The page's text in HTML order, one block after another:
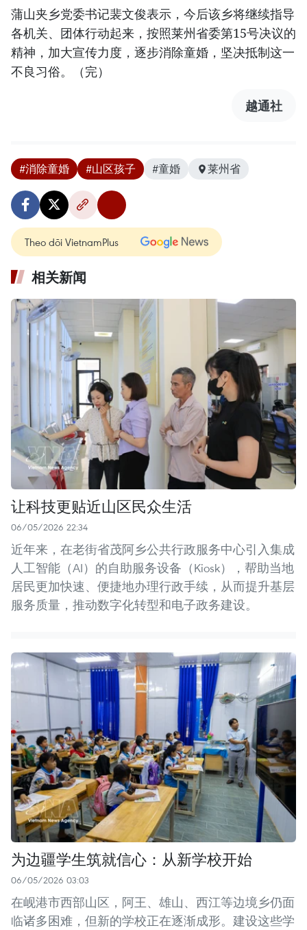
蒲山夹乡党委书记裴文俊表示，今后该乡将继续指导
各机关、团体行动起来，按照莱州省委第15号决议的
精神，加大宣传力度，逐步消除童婚，坚决抵制这一
不良习俗。（完）
越通社
#消除童婚 #山区孩子 #童婚 莱州省
Theo dõi VietnamPlus
相关新闻
让科技更贴近山区民众生活
06/05/2026 22:34
近年来，在老街省茂阿乡公共行政服务中心引入集成
人工智能（AI）的自助服务设备（Kiosk），帮助当地
居民更加快速、便捷地办理行政手续，从而提升基层
服务质量，推动数字化转型和电子政务建设。
为边疆学生筑就信心：从新学校开始
06/05/2026 03:03
在岘港市西部山区，阿王、雄山、西江等边境乡仍面
临诸多困难，但新的学校正在逐渐成形。建设这些学